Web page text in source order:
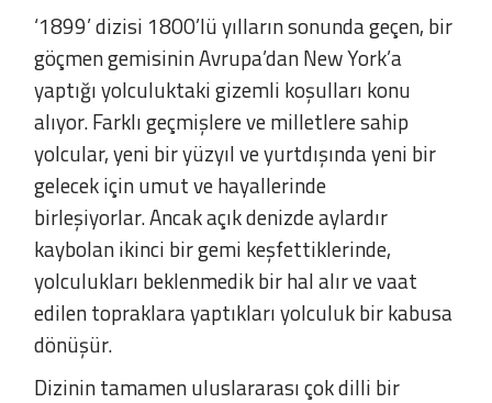
‘1899’ dizisi 1800’lü yılların sonunda geçen, bir
göçmen gemisinin Avrupa’dan New York’a
yaptığı yolculuktaki gizemli koşulları konu
alıyor. Farklı geçmişlere ve milletlere sahip
yolcular, yeni bir yüzyıl ve yurtdışında yeni bir
gelecek için umut ve hayallerinde
birleşiyorlar. Ancak açık denizde aylardır
kaybolan ikinci bir gemi keşfettiklerinde,
yolculukları beklenmedik bir hal alır ve vaat
edilen topraklara yaptıkları yolculuk bir kabusa
dönüşür.
Dizinin tamamen uluslararası çok dilli bir